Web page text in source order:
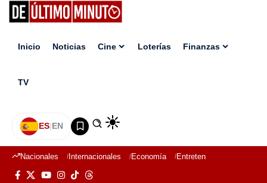
Inicio Noticias Cine Loterías Finanzas
TV
ES|EN
Nacionales Internacionales Economía Entretenimiento